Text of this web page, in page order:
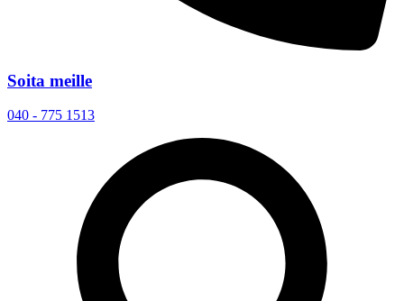
Soita meille
040 - 775 1513